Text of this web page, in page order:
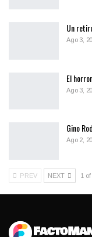
Un
Ago 3,
El
Ago 3,
Gino
Ago 2,
PREV NEXT 1